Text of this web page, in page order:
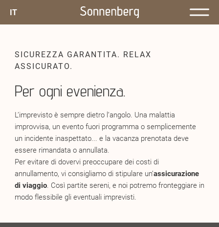
IT
SICUREZZA GARANTITA. RELAX
ASSICURATO.
Per ogni evenienza.
L’imprevisto è sempre dietro l’angolo. Una malattia
improvvisa, un evento fuori programma o semplicemente
un incidente inaspettato... e la vacanza prenotata deve
essere rimandata o annullata.
Per evitare di dovervi preoccupare dei costi di
annullamento, vi consigliamo di stipulare un’assicurazione
di viaggio. Così partite sereni, e noi potremo fronteggiare in
modo flessibile gli eventuali imprevisti.